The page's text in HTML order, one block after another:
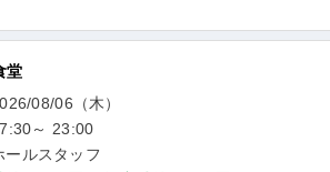
堂
08/06（木）
～ 23:00
ールスタッフ